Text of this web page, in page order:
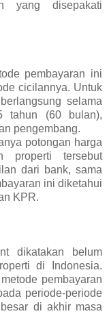
yang disepakati
pembayaran ini
cicilannya. Untuk
selama
tahun (60 bulan),
pengembang.
potongan harga
properti tersebut
dari bank, sama
ini diketahui
KPR.
dikatakan belum
di Indonesia.
pembayaran
periode-periode
di akhir masa